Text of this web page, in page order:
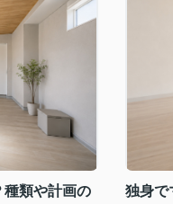
種類や計画の
独身で